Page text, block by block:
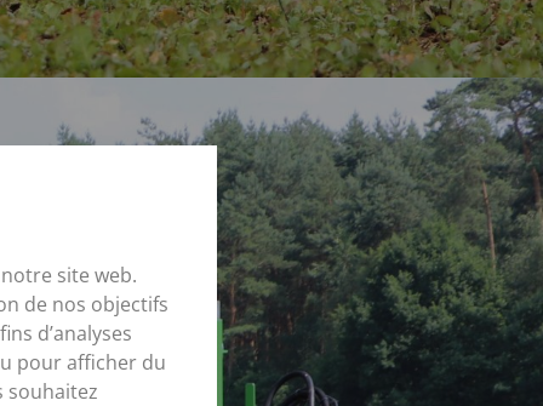
site web.
de nos objectifs
d’analyses
pour afficher du
souhaitez